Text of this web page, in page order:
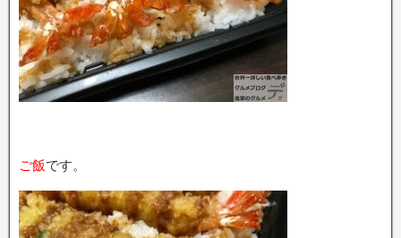
ご飯です。